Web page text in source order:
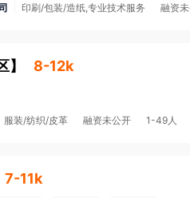
印刷/包装/造纸,专业技术服务 融资
】 8-12k
服装/纺织/皮革 融资未公开 1-49人
7-11k